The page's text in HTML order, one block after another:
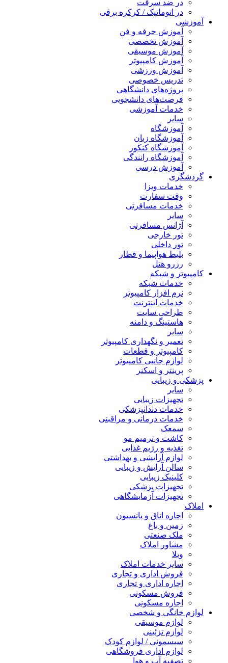
در ضد سرقت
در اتوماتیک / کرکره برقی
آموزشی
آموزش حرفه و فن
آموزش تخصصی
آموزش موسیقی
آموزش کامپیوتر
آموزش ورزشی
تدریس خصوصی
پروژه‌های دانشگاهی
فرصت‌های دانشجویی
خدمات آموزشی
سایر
آموزشگاه
آموزشگاه زبان
آموزشگاه کنکور
آموزشگاه رانندگی
آموزش درسی
گردشگری
خدمات ویزا
وقت سفارت
خدمات مسافرتی
سایر
آژانس مسافرتی
تور خارجی
تور داخلی
بلیط هواپیما و قطار
رزرو هتل
کامپیوتر و شبکه
خدمات شبکه
نرم افزار کامپیوتر
خدمات اینترنت
طراحی سایت
هاستینگ و دامنه
سایر
تعمیر و نگهداری کامپیوتر
کامپیوتر و قطعات
لوازم جانبی کامپیوتر
پرینتر و اسکنر
پزشکی و زیبایی
سایر
تجهیزات زیبایی
خدمات دندانپزشکی
خدمات درمانی و مراقبتی
سمعک
کاشت و ترمیم مو
تغذیه و رژیم غذایی
لوازم آرایشی و بهداشتی
سالن آرایش و زیبایی
کلینیک زیبایی
تجهیزات پزشکی
تجهیزات آزمایشگاهی
املاک
اجاره اتاق و پانسیون
زمین و باغ
ملک صنعتی
مشاور املاک
ویلا
سایر خدمات املاک
فروش اداری و تجاری
اجاره اداری و تجاری
فروش مسکونی
اجاره مسکونی
لوازم خانگی و شخصی
لوازم موسیقی
لوازم تزئینی
سیسمونی / لوازم کودک
لوازم اداری فروشگاهی
تصفیه آب و هوا